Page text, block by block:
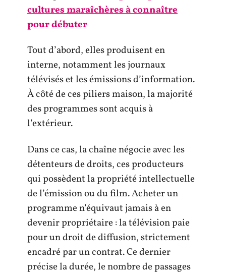
cultures maraîchères à connaître
pour débuter
Tout d’abord, elles produisent en
interne, notamment les journaux
télévisés et les émissions d’information.
À côté de ces piliers maison, la majorité
des programmes sont acquis à
l’extérieur.
Dans ce cas, la chaîne négocie avec les
détenteurs de droits, ces producteurs
qui possèdent la propriété intellectuelle
de l’émission ou du film. Acheter un
programme n’équivaut jamais à en
devenir propriétaire : la télévision paie
pour un droit de diffusion, strictement
encadré par un contrat. Ce dernier
précise la durée, le nombre de passages